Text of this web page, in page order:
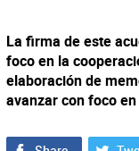
La firma de este
foco en la
elaboración de
avanzar con foco